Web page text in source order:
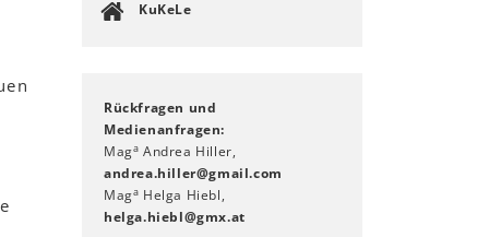
KuKeLe
Rückfragen und
Medienanfragen:
Maga Andrea Hiller,
andrea.hiller@gmail.com
Maga Helga Hiebl,
helga.hiebl@gmx.at